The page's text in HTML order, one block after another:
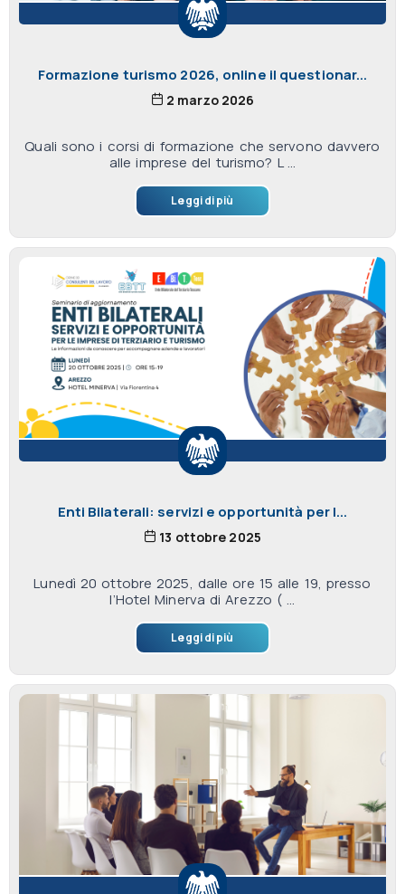
Formazione turismo 2026, online il questionar...
2 marzo 2026
Quali sono i corsi di formazione che servono davvero
alle imprese del turismo? L ...
Leggi di più
Enti Bilaterali: servizi e opportunità per l...
13 ottobre 2025
Lunedì 20 ottobre 2025, dalle ore 15 alle 19, presso
l’Hotel Minerva di Arezzo ( ...
Leggi di più